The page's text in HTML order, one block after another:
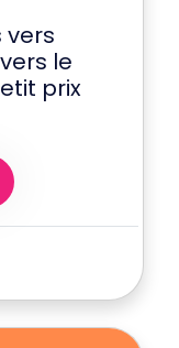
vers
le
prix